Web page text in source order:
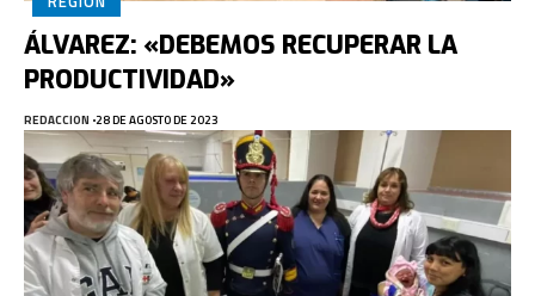
ÁLVAREZ: «DEBEMOS RECUPERAR LA
PRODUCTIVIDAD»
REDACCION 28 DE AGOSTO DE 2023